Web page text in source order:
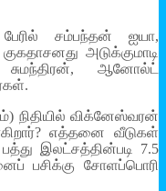
சம்பந்தன் ஐயா,
அடுக்குமாடி
சுமந்திரன், ஆனோல்ட்
நிதியில் விக்னேஸ்வரன்
எத்தனை வீடுகள்
இலட்சத்தின்படி 7.5
பசிக்கு சோளப்பொரி